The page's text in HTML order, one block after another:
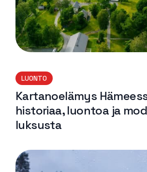
LUONTO
Kartanoelämys
historiaa, luontoa ja
luksusta